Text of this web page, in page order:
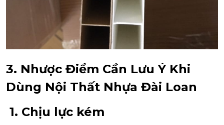
3. Nhược Điểm Cần Lưu Ý Khi
Dùng Nội Thất Nhựa Đài Loan
1. Chịu lực kém